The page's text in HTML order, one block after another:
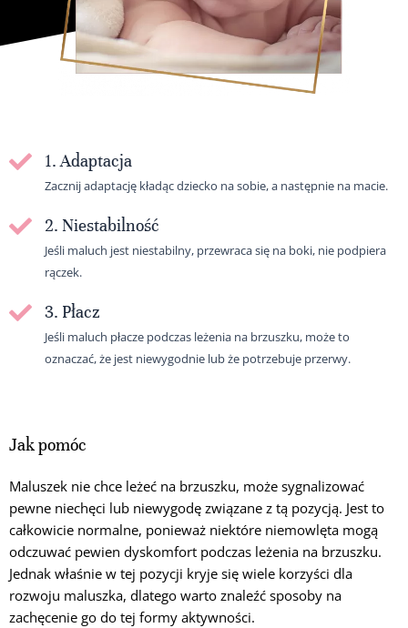
1. Adaptacja
Zacznij adaptację kładąc dziecko na sobie, a następnie na macie.
2. Niestabilność
Jeśli maluch jest niestabilny, przewraca się na boki, nie podpiera
rączek.
3. Płacz
Jeśli maluch płacze podczas leżenia na brzuszku, może to
oznaczać, że jest niewygodnie lub że potrzebuje przerwy.
Jak pomóc
Maluszek nie chce leżeć na brzuszku, może sygnalizować
pewne niechęci lub niewygodę związane z tą pozycją. Jest to
całkowicie normalne, ponieważ niektóre niemowlęta mogą
odczuwać pewien dyskomfort podczas leżenia na brzuszku.
Jednak właśnie w tej pozycji kryje się wiele korzyści dla
rozwoju maluszka, dlatego warto znaleźć sposoby na
zachęcenie go do tej formy aktywności.